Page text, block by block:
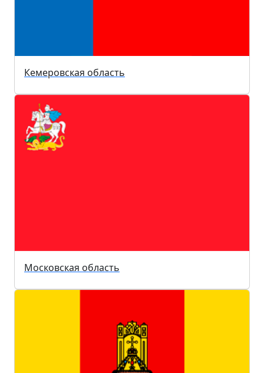
Кемеровская область
Московская область